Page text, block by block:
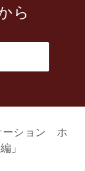
ら
ーション ホ
」